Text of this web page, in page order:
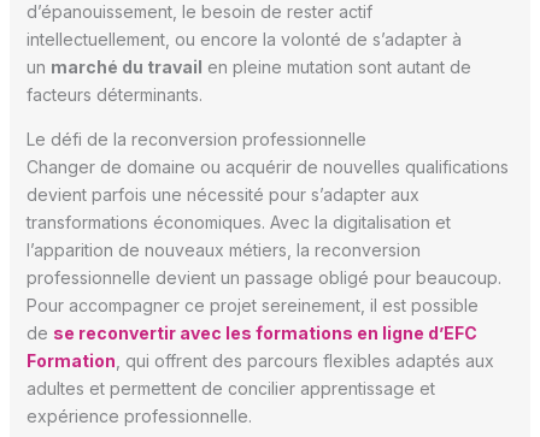
d’épanouissement, le besoin de rester actif
intellectuellement, ou encore la volonté de s’adapter à
un marché du travail en pleine mutation sont autant de
facteurs déterminants.
Le défi de la reconversion professionnelle
Changer de domaine ou acquérir de nouvelles qualifications
devient parfois une nécessité pour s’adapter aux
transformations économiques. Avec la digitalisation et
l’apparition de nouveaux métiers, la reconversion
professionnelle devient un passage obligé pour beaucoup.
Pour accompagner ce projet sereinement, il est possible
de se reconvertir avec les formations en ligne d’EFC
Formation , qui offrent des parcours flexibles adaptés aux
adultes et permettent de concilier apprentissage et
expérience professionnelle.